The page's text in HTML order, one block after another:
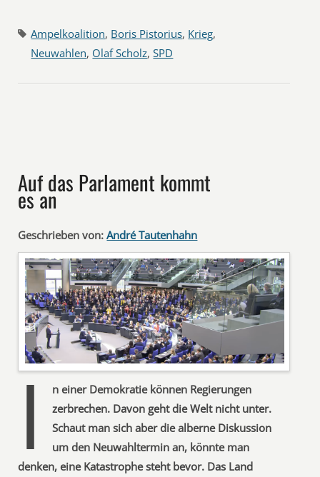
Ampelkoalition, Boris Pistorius, Krieg,
Neuwahlen, Olaf Scholz,SPD
Auf das Parlament kommt
es an
Geschrieben von: André Tautenhahn
I
n einer Demokratie können Regierungen
zerbrechen. Davon geht die Welt nicht unter.
Schaut man sich aber die alberne Diskussion
um den Neuwahltermin an, könnte man
denken, eine Katastrophe steht bevor. Das Land